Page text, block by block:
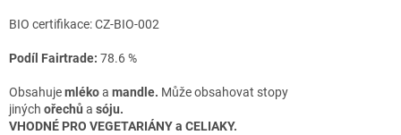
BIO certifikace: CZ-BIO-002
Podíl Fairtrade: 78.6 %
Obsahujemlékoa mandle. Může obsahovat stopy
jiných ořechů a sóju.
VHODNÉ PRO VEGETARIÁNY a CELIAKY.